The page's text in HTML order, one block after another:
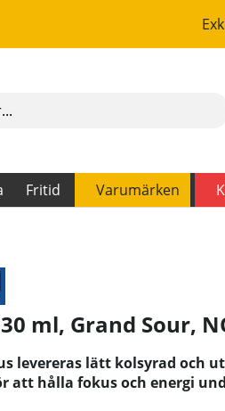
Fritid Varumärken
ml, Grand Sour,
levereras lätt kolsyrad och
att hålla fokus och energi